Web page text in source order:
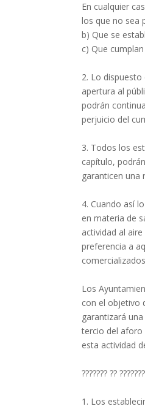
En cualquier
los que no sea
b) Que se
c) Que
2. Lo
apertura al
podrán
perjuicio del
3. Todos los
capítulo,
garanticen una
4. Cuando así
en materia de
actividad al
preferencia a
Los
con el objetivo
garantizará
tercio del aforo
esta actividad
??????? ??
1. Los